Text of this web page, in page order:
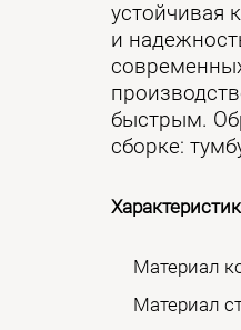
устойчивая
и
быстрым.
сборке:
Материал
Материал